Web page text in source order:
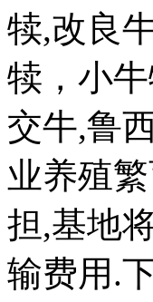
犊,改良
犊，小
交牛,鲁
业养殖
担,基地
输费用.